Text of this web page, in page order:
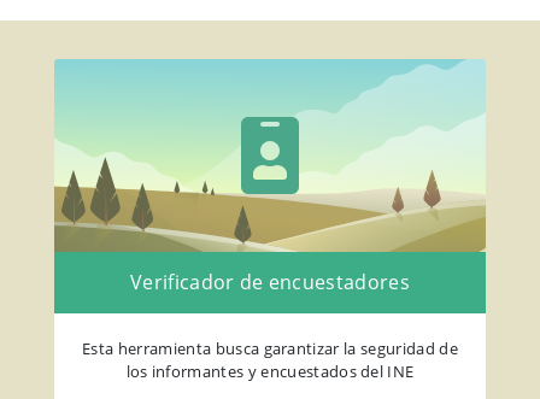
Verificador de encuestadores
Esta herramienta busca garantizar la seguridad de
los informantes y encuestados del INE